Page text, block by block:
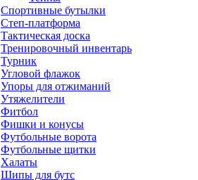
Спортивные бутылки
Степ-платформа
Тактическая доска
Тренировочный инвентарь
Турник
Угловой флажок
Упоры для отжиманий
Утяжелители
Фитбол
Фишки и конусы
Футбольные ворота
Футбольные щитки
Халаты
Шипы для бутс